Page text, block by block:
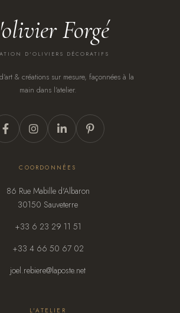
Forgé
D'OLIVIERS DÉCORATIFS
& créations sur mesure, façonnées à la
main dans l'atelier.
COORDONNÉES
86 Rue Mabille d'Albaron
30150 Sauveterre
+33 6 23 29 11 51
+33 4 66 50 67 02
joel.rebiere@laposte.net
L'ATELIER